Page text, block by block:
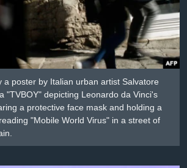
a poster by Italian urban artist Salvatore
"TVBOY" depicting Leonardo da Vinci's
a protective face mask and holding a
"Mobile World Virus" in a street of